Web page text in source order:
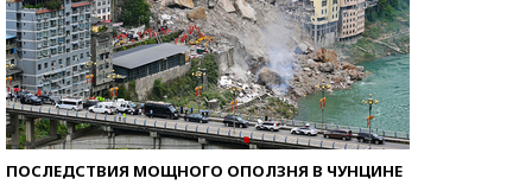
ПОСЛЕДСТВИЯ МОЩНОГО ОПОЛЗНЯ В ЧУНЦИНЕ